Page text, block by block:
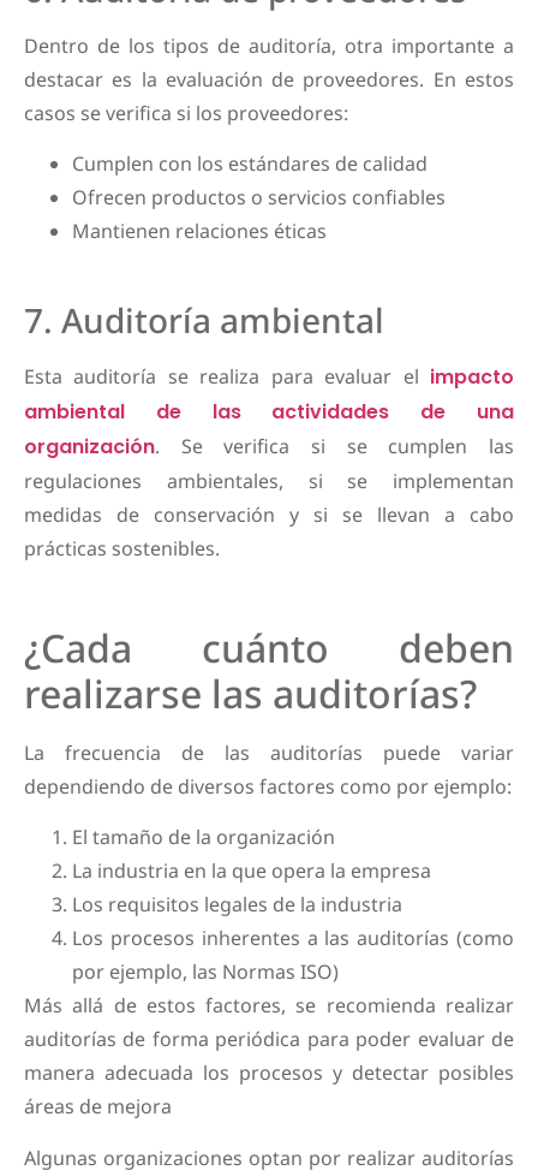
Dentro de los tipos de auditoría, otra importante a
destacar es la evaluación de proveedores. En estos
casos se verifica si los proveedores:
Cumplen con los estándares de calidad
Ofrecen productos o servicios confiables
Mantienen relaciones éticas
7. Auditoría ambiental
Esta auditoría se realiza para evaluar el impacto
ambiental de las actividades de una
organización. Se verifica si se cumplen las
regulaciones ambientales, si se implementan
medidas de conservación y si se llevan a cabo
prácticas sostenibles.
¿Cada cuánto deben
realizarse las auditorías?
La frecuencia de las auditorías puede variar
dependiendo de diversos factores como por ejemplo:
El tamaño de la organización
La industria en la que opera la empresa
Los requisitos legales de la industria
Los procesos inherentes a las auditorías (como
por ejemplo, las Normas ISO)
Más allá de estos factores, se recomienda realizar
auditorías de forma periódica para poder evaluar de
manera adecuada los procesos y detectar posibles
áreas de mejora
Algunas organizaciones optan por realizar auditorías